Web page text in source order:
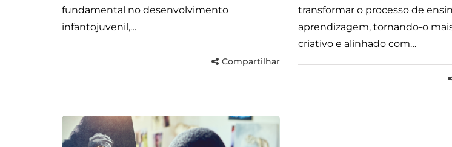
fundamental no desenvolvimento
infantojuvenil,…
Compartilhar
transformar o processo de
aprendizagem, tornando-o
criativo e alinhado com…